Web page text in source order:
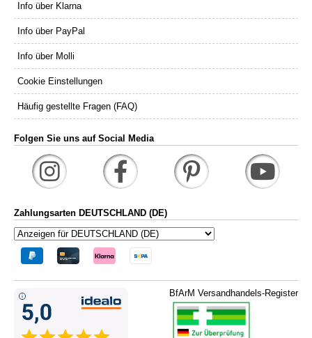
Info über Klarna
Info über PayPal
Info über Molli
Cookie Einstellungen
Häufig gestellte Fragen (FAQ)
Folgen Sie uns auf Social Media
Zahlungsarten DEUTSCHLAND (DE)
BfArM Versandhandels-Register